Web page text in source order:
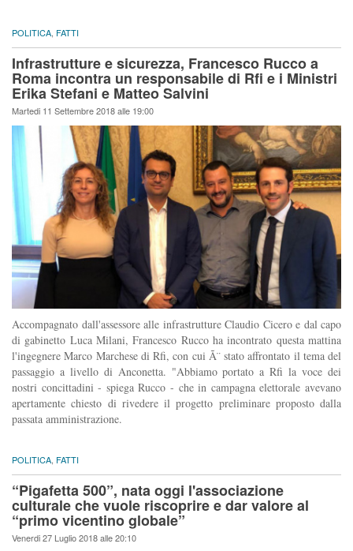
POLITICA FATTI
Infrastrutture e sicurezza, Francesco Rucco a
Roma incontra un responsabile di Rfi e i Ministri
Erika Stefani e Matteo Salvini
Martedi 11 Settembre 2018 alle 19:00
Accompagnato dall'assessore alle infrastrutture Claudio Cicero e dal capo
di gabinetto Luca Milani, Francesco Rucco ha incontrato questa mattina
l'ingegnere Marco Marchese di Rfi, con cui Ã¨ stato affrontato il tema del
passaggio a livello di Anconetta. "Abbiamo portato a Rfi la voce dei
nostri concittadini - spiega Rucco - che in campagna elettorale avevano
apertamente chiesto di rivedere il progetto preliminare proposto dalla
passata amministrazione.
POLITICA FATTI
“Pigafetta 500”, nata oggi l'associazione
culturale che vuole riscoprire e dar valore al
“primo vicentino globale”
Venerdi 27 Luglio 2018 alle 20:10